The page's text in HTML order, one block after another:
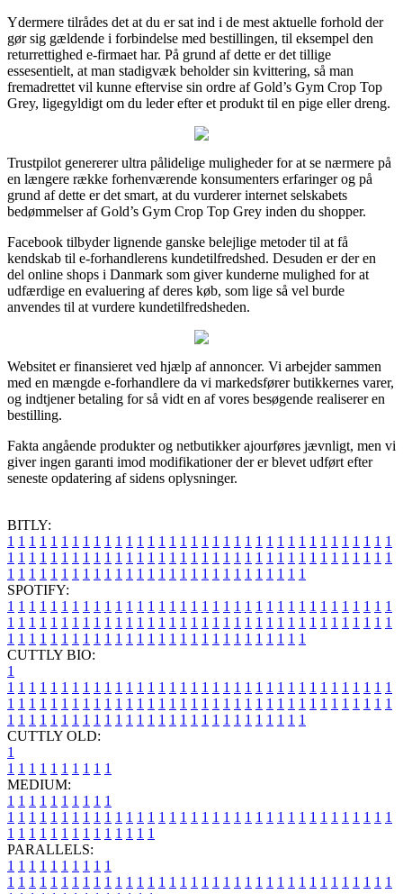
Ydermere tilrådes det at du er sat ind i de mest aktuelle forhold der
gør sig gældende i forbindelse med bestillingen, til eksempel den
returrettighed e-firmaet har. På grund af dette er det tillige
essesentielt, at man stadigvæk beholder sin kvittering, så man
fremadrettet vil kunne eftervise sin ordre af Gold’s Gym Crop Top
Grey, ligegyldigt om du leder efter et produkt til en pige eller dreng.
Trustpilot genererer ultra pålidelige muligheder for at se nærmere på
en længere række forhenværende konsumenters erfaringer og på
grund af dette er det smart, at du vurderer internet selskabets
bedømmelser af Gold’s Gym Crop Top Grey inden du shopper.
Facebook tilbyder lignende ganske belejlige metoder til at få
kendskab til e-forhandlerens kundetilfredshed. Desuden er der en
del online shops i Danmark som giver kunderne mulighed for at
udfærdige en evaluering af deres køb, som lige så vel burde
anvendes til at vurdere kundetilfredsheden.
Websitet er finansieret ved hjælp af annoncer. Vi arbejder sammen
med en mængde e-forhandlere da vi markedsfører butikkernes varer,
og indtjener betaling for så vidt en af vores besøgende realiserer en
bestilling.
Fakta angående produkter og netbutikker ajourføres jævnligt, men vi
giver ingen garanti imod modifikationer der er blevet udført efter
seneste opdatering af sidens oplysninger.
BITLY:
1 1 1 1 1 1 1 1 1 1 1 1 1 1 1 1 1 1 1 1 1 1 1 1 1 1 1 1 1 1 1 1 1 1 1 1
1 1 1 1 1 1 1 1 1 1 1 1 1 1 1 1 1 1 1 1 1 1 1 1 1 1 1 1 1 1 1 1 1 1 1 1
1 1 1 1 1 1 1 1 1 1 1 1 1 1 1 1 1 1 1 1 1 1 1 1 1 1 1 1
SPOTIFY:
1 1 1 1 1 1 1 1 1 1 1 1 1 1 1 1 1 1 1 1 1 1 1 1 1 1 1 1 1 1 1 1 1 1 1 1
1 1 1 1 1 1 1 1 1 1 1 1 1 1 1 1 1 1 1 1 1 1 1 1 1 1 1 1 1 1 1 1 1 1 1 1
1 1 1 1 1 1 1 1 1 1 1 1 1 1 1 1 1 1 1 1 1 1 1 1 1 1 1 1
CUTTLY BIO:
1
1 1 1 1 1 1 1 1 1 1 1 1 1 1 1 1 1 1 1 1 1 1 1 1 1 1 1 1 1 1 1 1 1 1 1 1
1 1 1 1 1 1 1 1 1 1 1 1 1 1 1 1 1 1 1 1 1 1 1 1 1 1 1 1 1 1 1 1 1 1 1 1
1 1 1 1 1 1 1 1 1 1 1 1 1 1 1 1 1 1 1 1 1 1 1 1 1 1 1 1
CUTTLY OLD:
1
1 1 1 1 1 1 1 1 1 1
MEDIUM:
1 1 1 1 1 1 1 1 1 1
1 1 1 1 1 1 1 1 1 1 1 1 1 1 1 1 1 1 1 1 1 1 1 1 1 1 1 1 1 1 1 1 1 1 1 1
1 1 1 1 1 1 1 1 1 1 1 1 1 1
PARALLELS:
1 1 1 1 1 1 1 1 1 1
1 1 1 1 1 1 1 1 1 1 1 1 1 1 1 1 1 1 1 1 1 1 1 1 1 1 1 1 1 1 1 1 1 1 1 1